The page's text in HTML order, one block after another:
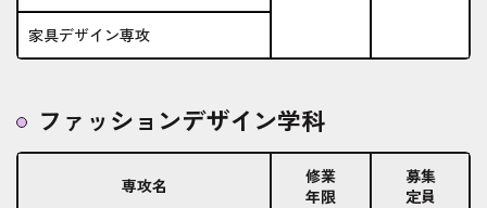
家具デザイン専攻
ファッションデザイン学科
専攻名
修業
年限
募集
定員